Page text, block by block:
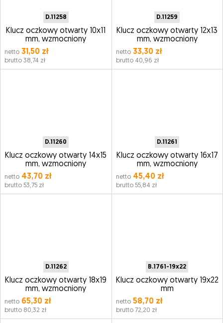
D.11258
Klucz oczkowy otwarty 10x11
mm, wzmocniony
netto 31,50 zł
brutto 38,74 zł
D.11259
Klucz oczkowy otwarty 12x13
mm, wzmocniony
netto33,30 zł
brutto 40,96 zł
D.11260
Klucz oczkowy otwarty 14x15
mm, wzmocniony
netto 43,70 zł
brutto 53,75 zł
D.11261
Klucz oczkowy otwarty 16x17
mm, wzmocniony
netto45,40 zł
brutto 55,84 zł
D.11262
Klucz oczkowy otwarty 18x19
mm, wzmocniony
netto 65,30 zł
brutto 80,32 zł
B.1761-19x22
Klucz oczkowy otwarty 19x22
mm
netto58,70 zł
brutto 72,20 zł